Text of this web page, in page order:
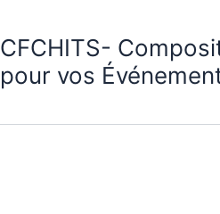
CFCHITS-
pour vos